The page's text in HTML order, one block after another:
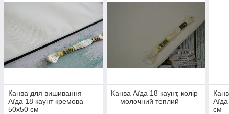
Канва для вишивання
Аїда 18 каунт кремова
50х50 см
Канва Аїда 18 каунт, колір
— молочний теплий
см